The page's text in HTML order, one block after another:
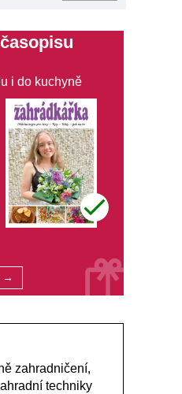
i do kuchyně
→
zahradničení,
techniky